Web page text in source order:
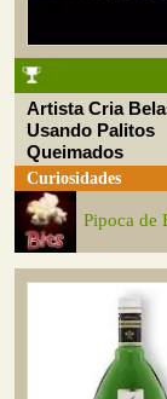
Artista Cria
Usando Palitos
Queimados
Curiosidades
Pipoca de